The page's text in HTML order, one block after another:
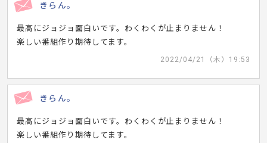
きらん。
最高にジョジョ面白いです。わくわくが止まりません！
楽しい番組作り期待してます。
2022/04/21（木）19:53
きらん。
最高にジョジョ面白いです。わくわくが止まりません！
楽しい番組作り期待してます。